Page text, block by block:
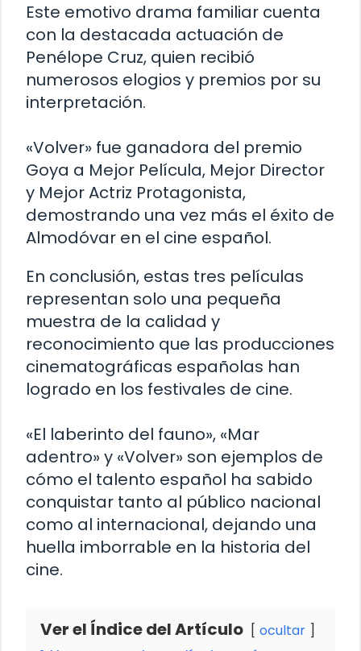
Este emotivo drama familiar cuenta
con la destacada actuación de
Penélope Cruz, quien recibió
numerosos elogios y premios por su
interpretación.
«Volver» fue ganadora del premio
Goya a Mejor Película, Mejor Director
y Mejor Actriz Protagonista,
demostrando una vez más el éxito de
Almodóvar en el cine español.
En conclusión, estas tres películas
representan solo una pequeña
muestra de la calidad y
reconocimiento que las producciones
cinematográficas españolas han
logrado en los festivales de cine.
«El laberinto del fauno», «Mar
adentro» y «Volver» son ejemplos de
cómo el talento español ha sabido
conquistar tanto al público nacional
como al internacional, dejando una
huella imborrable en la historia del
cine.
Ver el Índice del Artículo ocultar